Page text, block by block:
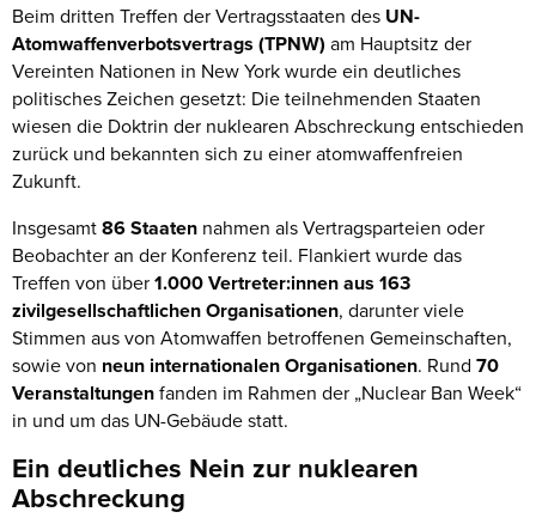
Beim dritten Treffen der Vertragsstaaten des UN-
Atomwaffenverbotsvertrags (TPNW) am Hauptsitz der
Vereinten Nationen in New York wurde ein deutliches
politisches Zeichen gesetzt: Die teilnehmenden Staaten
wiesen die Doktrin der nuklearen Abschreckung entschieden
zurück und bekannten sich zu einer atomwaffenfreien
Zukunft.
Insgesamt86 Staaten nahmen als Vertragsparteien oder
Beobachter an der Konferenz teil. Flankiert wurde das
Treffen von über1.000 Vertreter:innen aus 163
zivilgesellschaftlichen Organisationen, darunter viele
Stimmen aus von Atomwaffen betroffenen Gemeinschaften,
sowie von neun internationalen Organisationen. Rund 70
Veranstaltungenfanden im Rahmen der „Nuclear Ban Week“
in und um das UN-Gebäude statt.
Ein deutliches Nein zur nuklearen
Abschreckung